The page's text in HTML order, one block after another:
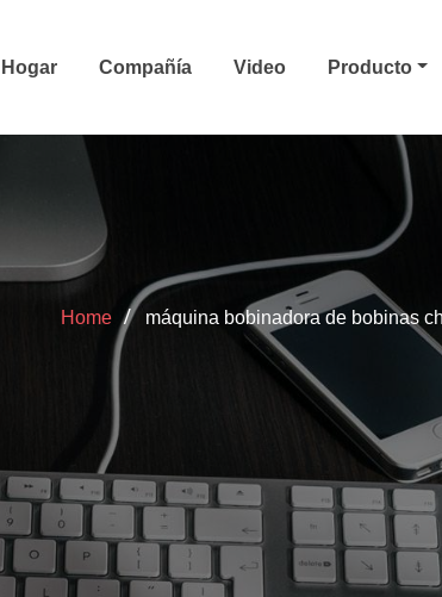
Hogar Compañía Video Producto
Home máquina bobinadora de bobinas